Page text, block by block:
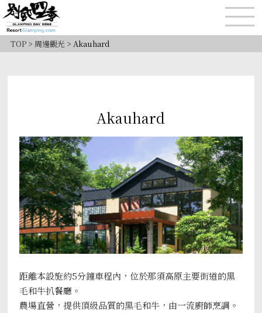
TOP > 周邊觀光 >Akauhard
Akauhard
距離本設施約5分鐘車程內，位於那須高原主要街道的黑
毛和牛扒餐廳。
農場直營，提供頂級品質的黑毛和牛，由一流廚師烹調。